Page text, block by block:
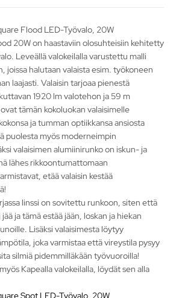
Flood LED-Työvalo, 20W
20W on haastaviin olosuhteisiin kehitetty
Leveällä valokeilalla varustettu malli
joissa halutaan valaista esim. työkoneen
laajasti. Valaisin tarjoaa pienestä
1920 lm valotehon ja 59 m
tämän kokoluokan valaisimelle
ja tumman optiikkansa ansiosta
puolesta myös moderneimpin
valaisimen alumiinirunko on iskun- ja
lähes rikkoontumattomaan
etää valaisin kestää
linssi on sovitettu runkoon, siten että
ja tämä estää jään, loskan ja hiekan
Lisäksi valaisimesta löytyy
joka varmistaa että vireystila pysyy
silmiä pidemmilläkään työvuoroilla!
Kapealla valokeilalla, löydät sen alla
Spot LED-Työvalo, 20W